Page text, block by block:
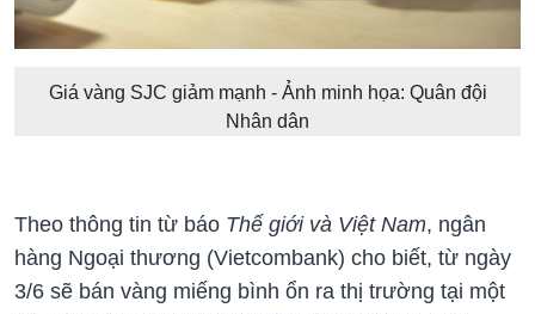
Giá vàng SJC giảm mạnh - Ảnh minh họa: Quân đội
Nhân dân
Theo thông tin từ báo Thế giới và Việt Nam, ngân
hàng Ngoại thương (Vietcombank) cho biết, từ ngày
3/6 sẽ bán vàng miếng bình ổn ra thị trường tại một